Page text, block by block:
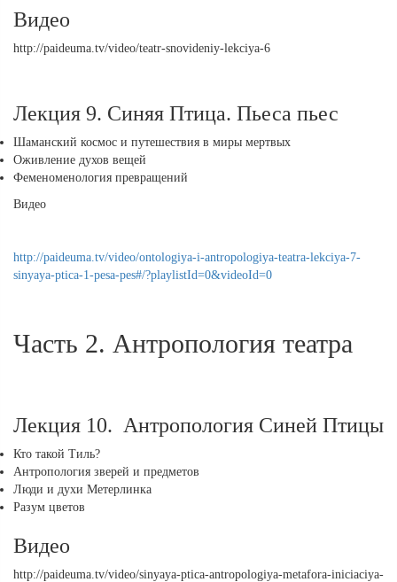
Видео
http://paideuma.tv/video/teatr-snovideniy-lekciya-6
Лекция 9. Синяя Птица. Пьеса пьес
Шаманский космос и путешествия в миры мертвых
Оживление духов вещей
Феменоменология превращений
Видео
http://paideuma.tv/video/ontologiya-i-antropologiya-teatra-lekciya-7-
sinyaya-ptica-1-pesa-pes#/?playlistId=0&videoId=0
Часть 2. Антропология театра
Лекция 10. Антропология Синей Птицы
Кто такой Тиль?
Антропология зверей и предметов
Люди и духи Метерлинка
Разум цветов
Видео
http://paideuma.tv/video/sinyaya-ptica-antropologiya-metafora-iniciaciya-